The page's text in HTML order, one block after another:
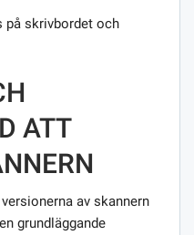
på skrivbordet och
ATT
av skannern
grundläggande